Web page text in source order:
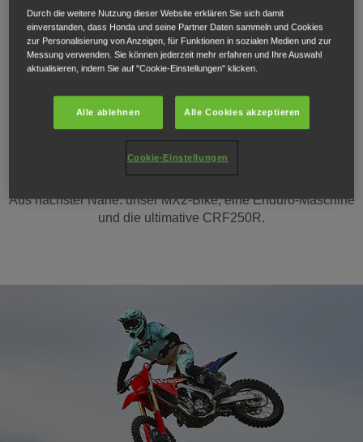
Der Motor ist im mittleren Drehzahlbereich besonders
leistungsstark und profitiert von der Honda
Traktionskontrolle (HSTC). Neue Verkleidungen sorgen
für pure Racing-Aggression. Wenn du bereit bist für den
Grundstein für den Erfolg.
Wähle deine Waffe.
Aus nächster Nähe: unser MX2-Bike, eine Enduro-Maschine
und die ultimative CRF250R.
Durch die weitere Nutzung dieser Website erklären Sie sich damit
einverstanden, dass Honda und seine Partner Daten sammeln und Cookies
zur Personalisierung von Anzeigen, für Funktionen in sozialen Medien und zur
Messung verwenden. Sie können jederzeit mehr erfahren und Ihre Auswahl
aktualisieren, indem Sie auf "Cookie-Einstellungen" klicken.
Alle ablehnen Alle Cookies akzeptieren
Cookie-Einstellungen